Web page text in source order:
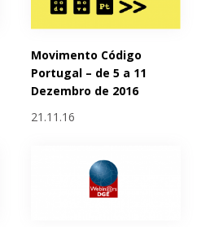
Movimento Código
Portugal – de 5 a 11
Dezembro de 2016
21.11.16